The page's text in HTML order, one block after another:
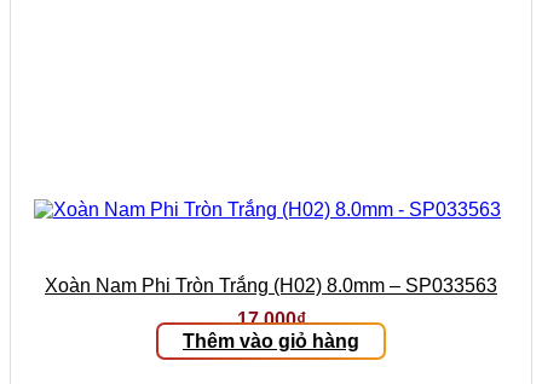
Xoàn Nam Phi Tròn Trắng (H02) 8.0mm – SP033563
17.000₫
Thêm vào giỏ hàng